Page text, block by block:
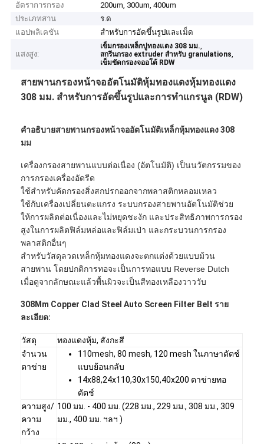
อัตราการกรอง
200um, 300um, 400um
ประเภทสาน
ร.ด
แอปพลิเคชัน
สำหรับการอัดขึ้นรูปและเม็ด
แสงสูง:
เข็มกรองเหล็กปูทองแดง 308 มม.,
สกรีนกรอง extruder สําหรับ granulations,
เข็มขัดกรองจออโต้ RDW
สายพานกรองหน้าจออัตโนมัติหุ้มทองแดงหุ้มทองแดง
308 มม. สำหรับการอัดขึ้นรูปและการทำแกรนูล (RDW)
คำอธิบายสายพานกรองหน้าจออัตโนมัติเหล็กหุ้มทองแดง 308
มม
เครื่องกรองสายพานแบบต่อเนื่อง (อัตโนมัติ) เป็นนวัตกรรมของ
การกรองเครื่องอัดรีด
ใช้สำหรับคัดกรองสิ่งสกปรกออกจากพลาสติกหลอมเหลว
ใช้กับเครื่องเปลี่ยนตะแกรง ระบบกรองสายพานอัตโนมัติช่วย
ให้การผลิตต่อเนื่องและไม่หยุดชะงัก และประสิทธิภาพการกรอง
สูงในการผลิตฟิล์มหล่อและฟิล์มเป่า และกระบวนการกรอง
พลาสติกอื่นๆ
สำหรับวัสดุลวดเหล็กหุ้มทองแดงจะตกแต่งด้วยแบบม้วน
สายพาน โดยปกติการทอจะเป็นการทอแบบ Reverse Dutch
เมื่อดูจากลักษณะแล้วพื้นผิวจะเป็นสีทองเหลืองวาววับ
308Mm Copper Clad Steel Auto Screen Filter Belt ราย
ละเอียด:
วัสดุ
ทองแดงหุ้ม, สังกะสี
จำนวน
ตาข่าย
110mesh, 80 mesh, 120 mesh ในภาษาดัตช์
แบบย้อนกลับ
14x88,24x110,30x150,40x200 ตาข่ายทอ
ดัตช์
ความสูง/
ความ
กว้าง
100 มม. - 400 มม. (228 มม., 229 มม., 308 มม., 309
มม., 400 มม. ฯลฯ )